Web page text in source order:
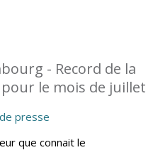
- Record de la
le mois de juillet
presse
que connait le